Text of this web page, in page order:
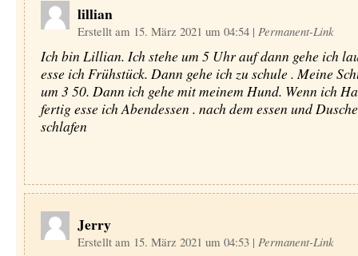
lillian
Erstellt am 15. März 2021 um 04:54 | Permanent-Link
Ich bin Lillian. Ich stehe um 5 Uhr auf dann gehe ich
esse ich Frühstück. Dann gehe ich zu schule . Meine
um 3 50. Dann ich gehe mit meinem Hund. Wenn ich
fertig esse ich Abendessen . nach dem essen und
schlafen
Jerry
Erstellt am 15. März 2021 um 04:53 | Permanent-Link